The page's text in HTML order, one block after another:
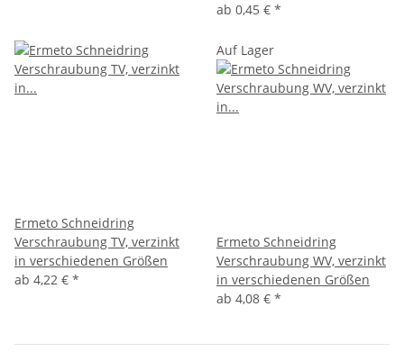
ab 0,45 € *
Ermeto Schneidring
Verschraubung TV, verzinkt
in verschiedenen Größen
ab 4,22 € *
Auf Lager
Ermeto Schneidring
Verschraubung WV, verzinkt
in verschiedenen Größen
ab 4,08 € *